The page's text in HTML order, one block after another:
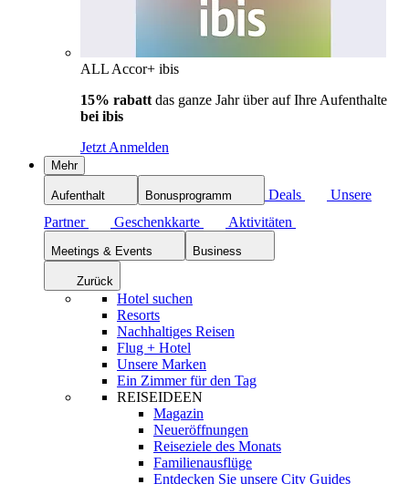
ALL Accor+ ibis
15% rabatt das ganze Jahr über auf Ihre Aufenthalte
bei ibis
Jetzt Anmelden
Mehr
Aufenthalt Bonusprogramm Deals
Unsere
Partner
Geschenkkarte Aktivitäten
Meetings & Events Business
Zurück
Hotel suchen
Resorts
Nachhaltiges Reisen
Flug + Hotel
Unsere Marken
Ein Zimmer für den Tag
REISEIDEEN
Magazin
Neueröffnungen
Reiseziele des Monats
Familienausflüge
Entdecken Sie unsere City Guides